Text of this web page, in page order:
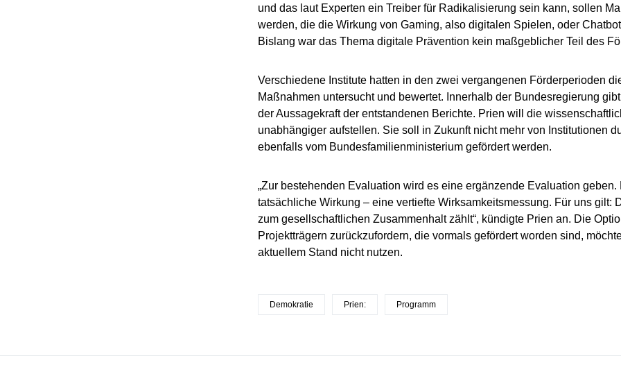
und das laut Experten ein Treiber für Radikalisierung sein kann, sollen
werden, die die Wirkung von Gaming, also digitalen Spielen, oder
Bislang war das Thema digitale Prävention kein maßgeblicher Teil des
Verschiedene Institute hatten in den zwei vergangenen Förderperioden
Maßnahmen untersucht und bewertet. Innerhalb der Bundesregierung
der Aussagekraft der entstandenen Berichte. Prien will die
unabhängiger aufstellen. Sie soll in Zukunft nicht mehr von Institutionen
ebenfalls vom Bundesfamilienministerium gefördert werden.
„Zur bestehenden Evaluation wird es eine ergänzende Evaluation
tatsächliche Wirkung – eine vertiefte Wirksamkeitsmessung. Für uns gilt:
zum gesellschaftlichen Zusammenhalt zählt“, kündigte Prien an. Die
Projektträgern zurückzufordern, die vormals gefördert worden sind,
aktuellem Stand nicht nutzen.
Demokratie Prien: Programm